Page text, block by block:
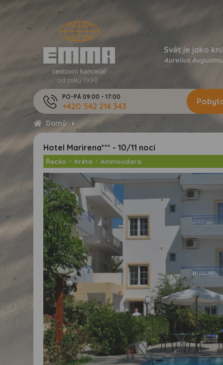
od roku 1990
Svět je jako
Aurelius
PO-PÁ 09:00 - 17:00
+420 542 214 343
Domů
Hotel Marirena*** - 10/11 nocí
Řecko > Kréta > Ammoudara